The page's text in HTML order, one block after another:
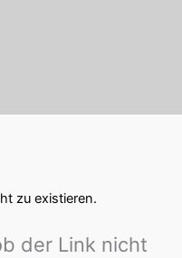
zu existieren.
der Link nicht